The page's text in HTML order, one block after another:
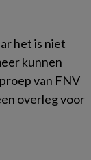
het is niet
kunnen
van FNV
overleg voor